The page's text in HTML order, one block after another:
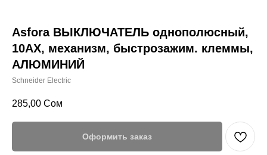
Asfora ВЫКЛЮЧАТЕЛЬ однополюсный,
10AX, механизм, быстрозажим. клеммы,
АЛЮМИНИЙ
Schneider Electric
285,00 Сом
Оформить заказ